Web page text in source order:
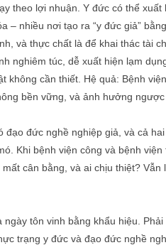
theo lợi nhuận. Y đức có thể xuất
– nhiều nơi tạo ra “y đức giả”
và thực chất là để khai thác tài
nghiêm túc, dễ xuất hiện lạm
không cần thiết. Hệ quả: Bệnh
bền vững, và ảnh hưởng
đạo đức nghề nghiệp giả, và cả
Khi bệnh viện công và bệnh viện
cân bằng, và ai chịu thiệt? Vẫn
ngày tôn vinh bằng khẩu hiệu. Phải
trạng y đức và đạo đức nghề